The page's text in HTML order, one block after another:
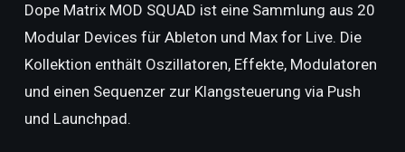
Dope Matrix MOD SQUAD ist eine Sammlung aus 20
Modular Devices für Ableton und Max for Live. Die
Kollektion enthält Oszillatoren, Effekte, Modulatoren
und einen Sequenzer zur Klangsteuerung via Push
und Launchpad.